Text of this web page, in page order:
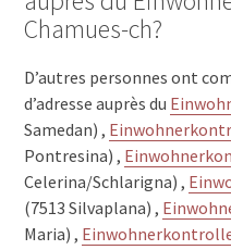
Chamues-ch?
D’autres personnes ont
d’adresse auprès du
Samedan) ,
Pontresina) ,
Celerina/Schlarigna) ,
(7513 Silvaplana) ,
Maria) ,